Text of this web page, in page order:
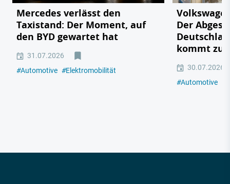
Mercedes verlässt den
Taxistand: Der Moment, auf
den BYD gewartet hat
31.07.2026
#Automotive #Elektromobilität
Der
kommt zu
30.07.2026
#Automotive